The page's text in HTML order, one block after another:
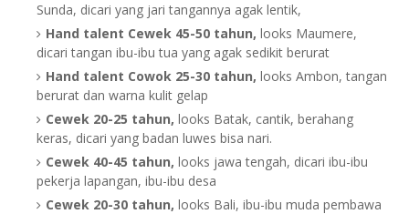
Sunda, dicari yang jari tangannya agak lentik,
Hand talent Cewek 45-50 tahun, looks Maumere,
dicari tangan ibu-ibu tua yang agak sedikit berurat
Hand talent Cowok 25-30 tahun, looks Ambon, tangan
berurat dan warna kulit gelap
Cewek 20-25 tahun, looks Batak, cantik, berahang
keras, dicari yang badan luwes bisa nari.
Cewek 40-45 tahun, looks jawa tengah, dicari ibu-ibu
pekerja lapangan, ibu-ibu desa
Cewek 20-30 tahun, looks Bali, ibu-ibu muda pembawa